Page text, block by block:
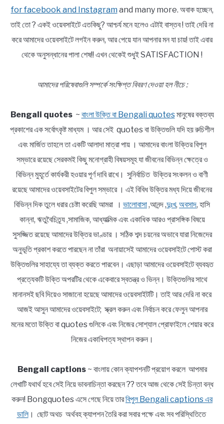
for facebook and Instagram and many more. অবাক হচ্ছেন,
তাই তো ? একই ওয়েবসাইটে এতকিছু? আশ্চর্য মনে হলেও এটাই বাস্তব ! তাই দেরি না
করে আমাদের ওয়েবসাইটে লগইন করুন, আর পেয়ে যান আপনার মন যা চায়! তাই এবার
থেকে অনুসন্ধানের পালা শেষ!! এখন থেকেই শুধুই SATISFACTION !
আমাদের পরিষেবাগুলি সম্পর্কে সংক্ষিপ্ত বিবরণ দেওয়া হল নীচে :
Bengali quotes~ বাংলা উক্তি বা Bengali quotesমানুষের বক্তব্য
প্রকাশের এক সর্বোৎকৃষ্ট মাধ্যম । আর সেই quotes বা উক্তিগুলি যদি হয় রুচিশীল
এবং মার্জিত তাহলে তা একটি আলাদা মাত্রা পায় । আমাদের বাংলা উক্তির বিপুল
সম্ভারে রয়েছে সেরকমই কিছু মনোগ্রাহী বিষয়সমূহ যা জীবনের বিভিন্ন ক্ষেত্রে ও
বিভিন্ন মুহূর্তে কার্যকরী হওয়ার পূর্ণ দাবি রাখে। সুনির্বাচিত উক্তির সংকলন ও বাণী
রয়েছে আমাদের ওয়েবসাইটের বিপুল সম্ভারে । এই বিবিধ উক্তির মধ্য দিয়ে জীবনের
বিভিন্ন দিক তুলে ধরার চেষ্টা করেছি আমরা । ভালোবাসা,আনন্দ ,দুঃখ, অবসাদ, হাসি
কান্না, ঋতুবৈচিত্র্য ,সামাজিক, আধ্যাত্মিক এবং একাধিক আরও প্রাসঙ্গিক বিষয়ে
সুসজ্জিত রয়েছে আমাদের উক্তির ভাণ্ডার । সঠিক শব্দ চয়নের অভাবে যারা নিজেদের
অনুভূতি প্রকাশ করতে পারছেন না তাঁরা অনায়াসেই আমাদের ওয়েবসাইটে পোস্ট করা
উক্তিগুলির সাহায্যে তা ব্যক্ত করতে পারবেন। এছাড়া আমাদের ওয়েবসাইটে ব্যবহৃত
প্রত্যেকটি উক্তি অপরটির থেকে একেবারে স্বতন্ত্র ও ভিন্ন। উক্তিগুলির সাথে
মানানসই ছবি দিয়েও সাজানো হয়েছে আমাদের ওয়েবসাইটটি। তাই আর দেরি না করে
আজই আসুন আমাদের ওয়েবসাইটে; স্ক্রল করুন এবং নির্বাচন করে ফেলুন আপনার
মনের মতো উক্তি বা quotes গুলিকে এবং নিজের সোশ্যাল প্রোফাইলে শেয়ার করে
নিজের একাধিপত্য স্থাপন করুন।
Bengali captions~ বাংলায় কোন ক্যাপশনটি প্রয়োগ করলে আপমার
লেখাটি যথার্থ হবে সেই নিয়ে ভাবনাচিন্তা করছেন ?? তবে আজ থেকে সেই চিন্তা বন্ধ
করুন! Bongquotes এসে গেছে নিয়ে তারবিপুল Bengali captions এর
ডালি। ছোট অথচ অর্থবহ ক্যাপশন তৈরি করা সবার পক্ষে এবং সব পরিস্থিতিতে